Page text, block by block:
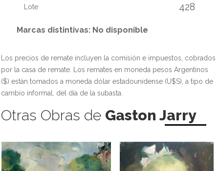
Lote 428
Marcas distintivas: No disponible
Los precios de remate incluyen la comisión e impuestos, cobrados
por la casa de remate. Los remates en moneda pesos Argentinos
($) están tomados a moneda dólar estadounidense (U$S), a tipo de
cambio informal, del día de la subasta.
Otras Obras de Gaston Jarry